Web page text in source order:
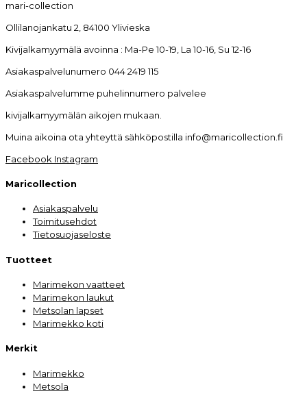
mari-collection
Ollilanojankatu 2, 84100 Ylivieska
Kivijalkamyymälä avoinna : Ma-Pe 10-19, La 10-16, Su 12-16
Asiakaspalvelunumero 044 2419 115
Asiakaspalvelumme puhelinnumero palvelee
kivijalkamyymälän aikojen mukaan.
Muina aikoina ota yhteyttä sähköpostilla info@maricollection.fi
Facebook Instagram
Maricollection
Asiakaspalvelu
Toimitusehdot
Tietosuojaseloste
Tuotteet
Marimekon vaatteet
Marimekon laukut
Metsolan lapset
Marimekko koti
Merkit
Marimekko
Metsola